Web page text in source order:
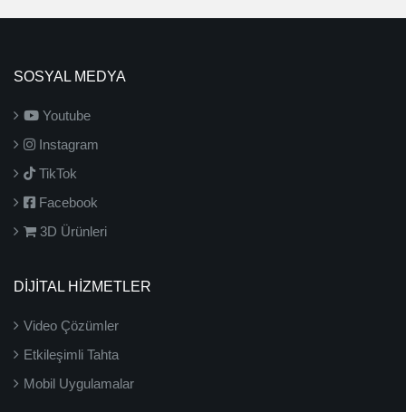
SOSYAL MEDYA
Youtube
Instagram
TikTok
Facebook
3D Ürünleri
DİJİTAL HİZMETLER
Video Çözümler
Etkileşimli Tahta
Mobil Uygulamalar